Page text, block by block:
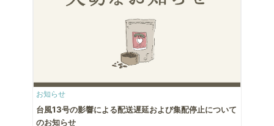
お知らせ
台風13号の影響による配送遅延および集配停止について
のお知らせ